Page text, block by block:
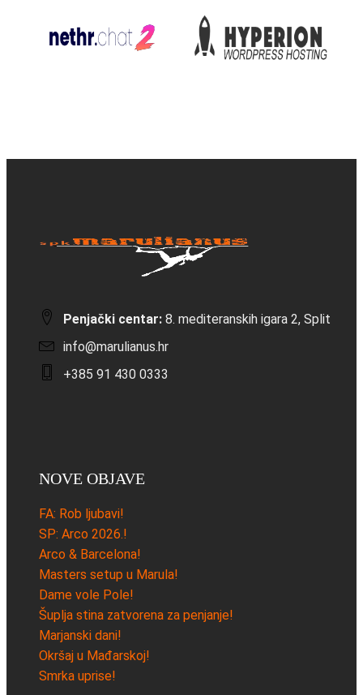
Penjački centar: 8. mediteranskih igara 2, Split
info@marulianus.hr
+385 91 430 0333
NOVE OBJAVE
FA: Rob ljubavi!
SP: Arco 2026.!
Arco & Barcelona!
Masters setup u Marula!
Dame vole Pole!
Šuplja stina zatvorena za penjanje!
Marjanski dani!
Okršaj u Mađarskoj!
Smrka uprise!